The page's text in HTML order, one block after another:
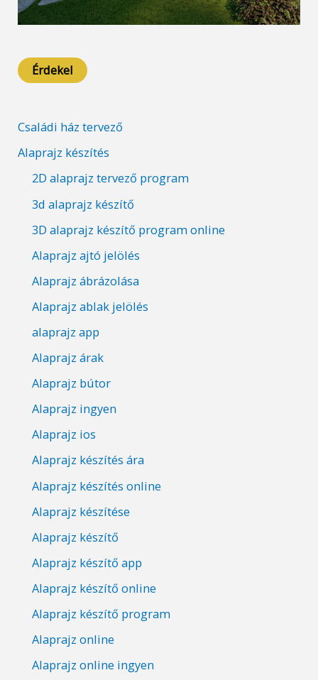
Érdekel
Családi ház tervező
Alaprajz készítés
2D alaprajz tervező program
3d alaprajz készítő
3D alaprajz készítő program online
Alaprajz ajtó jelölés
Alaprajz ábrázolása
Alaprajz ablak jelölés
alaprajz app
Alaprajz árak
Alaprajz bútor
Alaprajz ingyen
Alaprajz ios
Alaprajz készítés ára
Alaprajz készítés online
Alaprajz készítése
Alaprajz készítő
Alaprajz készítő app
Alaprajz készítő online
Alaprajz készítő program
Alaprajz online
Alaprajz online ingyen